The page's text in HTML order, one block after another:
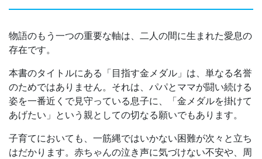
物語のもう一つの重要な軸は、二人の間に生まれた愛息の
存在です。
本書のタイトルにある「目指す金メダル」は、単なる名誉
のためではありません。それは、パパとママが闘い続ける
姿を一番近くで見守っている息子に、「金メダルを掛けて
あげたい」という親としての切なる願いでもあります。
子育てにおいても、一筋縄ではいかない困難が次々と立ち
はだかります。赤ちゃんの泣き声に気づけない不安や、周